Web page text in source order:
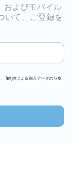
およびモバイル
いて、ご登録を
Tenjinによる個人データの収集